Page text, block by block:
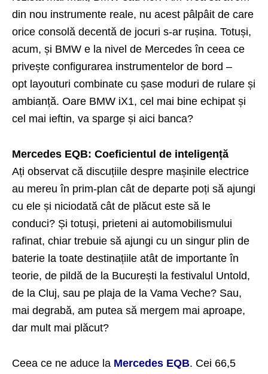
din nou instrumente reale, nu acest pâlpâit de care
orice consolă decentă de jocuri s-ar rușina. Totuși,
acum, și BMW e la nivel de Mercedes în ceea ce
privește configurarea instrumentelor de bord –
opt layouturi combinate cu șase moduri de rulare și
ambianță. Oare BMW iX1, cel mai bine echipat și
cel mai ieftin, va sparge și aici banca?
Mercedes EQB: Coeficientul de inteligență
Ați observat că discuțiile despre mașinile electrice
au mereu în prim-plan cât de departe poți să ajungi
cu ele și niciodată cât de plăcut este să le
conduci? Și totuși, prieteni ai automobilismului
rafinat, chiar trebuie să ajungi cu un singur plin de
baterie la toate destinațiile atât de importante în
teorie, de pildă de la București la festivalul Untold,
de la Cluj, sau pe plaja de la Vama Veche? Sau,
mai degrabă, am putea să mergem mai aproape,
dar mult mai plăcut?
Ceea ce ne aduce la Mercedes EQB. Cei 66,5